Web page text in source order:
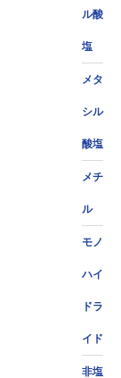
ル酸
塩
メタ
シル
酸塩
メチ
ル
モノ
ハイ
ドラ
イド
非塩